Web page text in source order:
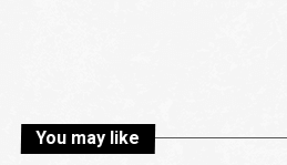
You may like